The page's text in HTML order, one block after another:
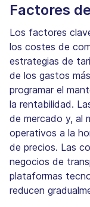
Factores
Los factores
los costes de
estrategias de
de los gastos
programar el
la rentabilidad.
de mercado y, al
operativos a la
de precios. Las
negocios de
plataformas
reducen